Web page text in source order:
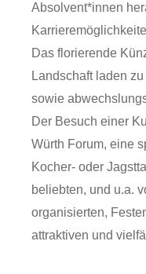
Absolvent*innen
Das florierende
Landschaft laden
sowie
Der Besuch einer
Würth Forum, eine
Kocher- oder
beliebten, und u.a.
organisierten,
attraktiven und